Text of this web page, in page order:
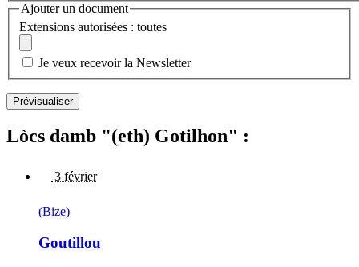
Ajouter un document
Extensions autorisées : toutes
Je veux recevoir la Newsletter
Lòcs damb "(eth) Gotilhon" :
3 février
(Bize)
Goutillou